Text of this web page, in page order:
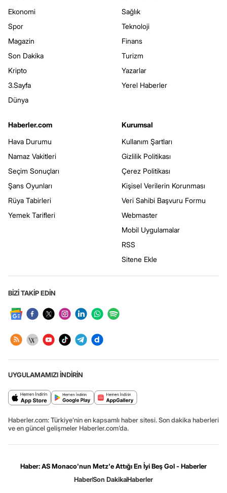
Ekonomi
Spor
Magazin
Son Dakika
Kripto
3.Sayfa
Dünya
Sağlık
Teknoloji
Finans
Turizm
Yazarlar
Yerel Haberler
Haberler.com
Hava Durumu
Namaz Vakitleri
Seçim Sonuçları
Şans Oyunları
Rüya Tabirleri
Yemek Tarifleri
Kurumsal
Kullanım Şartları
Gizlilik Politikası
Çerez Politikası
Kişisel Verilerin Korunması
Veri Sahibi Başvuru Formu
Webmaster
Mobil Uygulamalar
RSS
Sitene Ekle
BİZİ TAKİP EDİN
UYGULAMAMIZI İNDİRİN
Haberler.com: Türkiye’nin en kapsamlı haber sitesi. Son dakika haberleri
ve en güncel gelişmeler Haberler.com’da.
Haber: AS Monaco'nun Metz'e Attığı En İyi Beş Gol - Haberler
HaberSon DakikaHaberler